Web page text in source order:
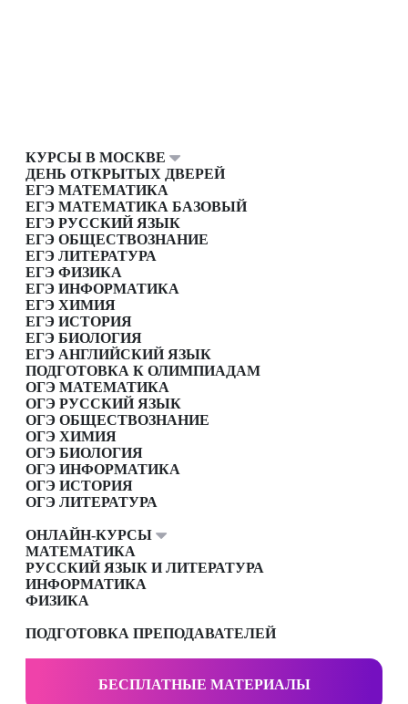
КУРСЫ В МОСКВЕ
ДЕНЬ ОТКРЫТЫХ ДВЕРЕЙ
ЕГЭ МАТЕМАТИКА
ЕГЭ МАТЕМАТИКА БАЗОВЫЙ
ЕГЭ РУССКИЙ ЯЗЫК
ЕГЭ ОБЩЕСТВОЗНАНИЕ
ЕГЭ ЛИТЕРАТУРА
ЕГЭ ФИЗИКА
ЕГЭ ИНФОРМАТИКА
ЕГЭ ХИМИЯ
ЕГЭ ИСТОРИЯ
ЕГЭ БИОЛОГИЯ
ЕГЭ АНГЛИЙСКИЙ ЯЗЫК
ПОДГОТОВКА К ОЛИМПИАДАМ
ОГЭ МАТЕМАТИКА
ОГЭ РУССКИЙ ЯЗЫК
ОГЭ ОБЩЕСТВОЗНАНИЕ
ОГЭ ХИМИЯ
ОГЭ БИОЛОГИЯ
ОГЭ ИНФОРМАТИКА
ОГЭ ИСТОРИЯ
ОГЭ ЛИТЕРАТУРА
ОНЛАЙН-КУРСЫ
МАТЕМАТИКА
РУССКИЙ ЯЗЫК И ЛИТЕРАТУРА
ИНФОРМАТИКА
ФИЗИКА
ПОДГОТОВКА ПРЕПОДАВАТЕЛЕЙ
БЕСПЛАТНЫЕ МАТЕРИАЛЫ